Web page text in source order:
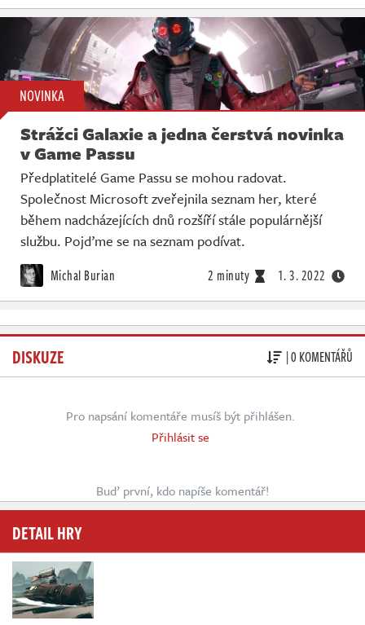
NOVINKA
Strážci Galaxie a jedna čerstvá novinka
v Game Passu
Předplatitelé Game Passu se mohou radovat.
Společnost Microsoft zveřejnila seznam her, které
během nadcházejících dnů rozšíří stále populárnější
službu. Pojďme se na seznam podívat.
Michal Burian 2 minuty 1. 3. 2022
DISKUZE | 0 KOMENTÁŘŮ
Pro napsání komentáře musíš být přihlášen.
Přihlásit se
Buď první, kdo napíše komentář!
DETAIL HRY